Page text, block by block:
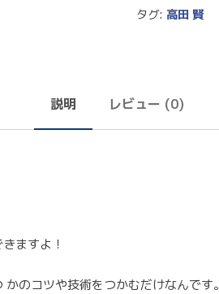
タグ: 高田 賢
説明 レビュー (0)
ますよ！
のコツや技術をつかむだけなんです。